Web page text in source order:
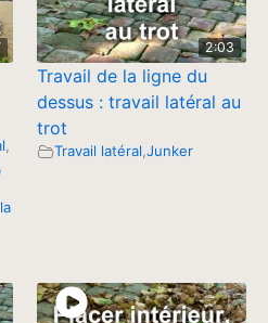
2:03
Travail de la ligne du
dessus : travail latéral au
trot
Travail latéral Junker